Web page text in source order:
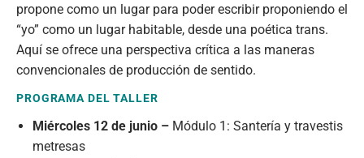
propone como un lugar para poder escribir proponiendo el
“yo” como un lugar habitable, desde una poética trans.
Aquí se ofrece una perspectiva crítica a las maneras
convencionales de producción de sentido.
PROGRAMA DEL TALLER
Miércoles 12 de junio – Módulo 1: Santería y travestis
metresas